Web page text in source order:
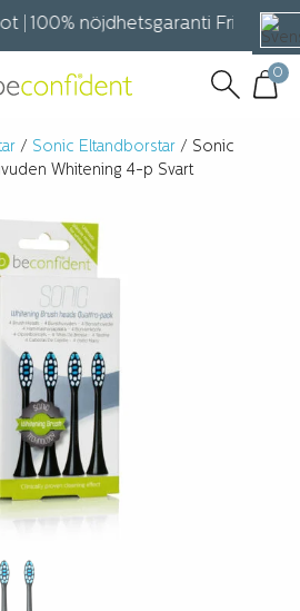
nöjdhetsgaranti Fri frakt
0
/ Sonic Eltandborstar / Sonic
Whitening 4-p Svart